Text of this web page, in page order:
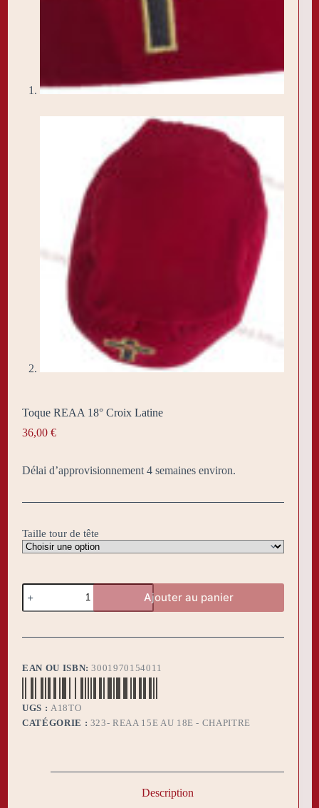
Toque REAA 18° Croix Latine
36,00 €
Délai d’approvisionnement 4 semaines environ.
Taille tour de tête
quantité
de
Toque
18°
Ajouter au panier
EAN OU ISBN:3001970154011
UGS : A18TO
CATÉGORIE : 323- REAA 15E AU 18E - CHAPITRE
Description